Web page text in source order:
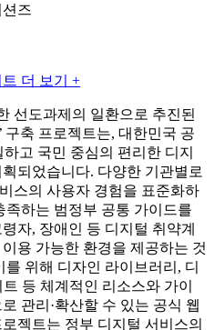
즈
더 보기 +
선도과제의 일환으로 추진된
구축 프로젝트는, 대한민국 공
고 국민 중심의 편리한 디지
되었습니다. 다양한 기관별로
스의 사용자 경험을 표준화하
족하는 범정부 공통 가이드를
자, 장애인 등 디지털 취약계
용 가능한 환경을 제공하는 것
위해 디자인 라이브러리, 디
등 체계적인 리소스와 가이
관리·확산할 수 있는 공식 웹
젝트는 정부 디지털 서비스의